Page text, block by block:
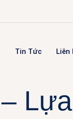
Tin Tức Liên